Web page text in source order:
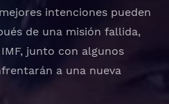
intenciones pueden
de una misión fallida,
junto con algunos
a una nueva